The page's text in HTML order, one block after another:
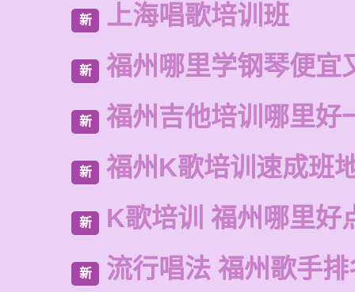
新 上海唱歌培训班
新 福州哪里学钢琴便宜
新 福州吉他培训哪里好
新 福州K歌培训速成班
新 K歌培训 福州哪里好
新 流行唱法 福州歌手